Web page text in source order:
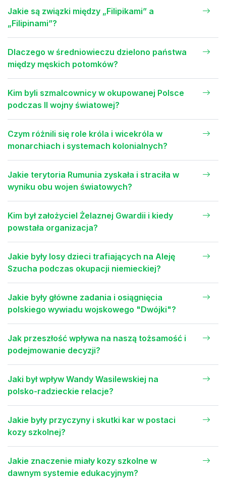
Jakie są związki między „Filipikami” a
„Filipinami”?
Dlaczego w średniowieczu dzielono państwa
między męskich potomków?
Kim byli szmalcownicy w okupowanej Polsce
podczas II wojny światowej?
Czym różnili się role króla i wicekróla w
monarchiach i systemach kolonialnych?
Jakie terytoria Rumunia zyskała i straciła w
wyniku obu wojen światowych?
Kim był założyciel Żelaznej Gwardii i kiedy
powstała organizacja?
Jakie były losy dzieci trafiających na Aleję
Szucha podczas okupacji niemieckiej?
Jakie były główne zadania i osiągnięcia
polskiego wywiadu wojskowego "Dwójki"?
Jak przeszłość wpływa na naszą tożsamość i
podejmowanie decyzji?
Jaki był wpływ Wandy Wasilewskiej na
polsko-radzieckie relacje?
Jakie były przyczyny i skutki kar w postaci
kozy szkolnej?
Jakie znaczenie miały kozy szkolne w
dawnym systemie edukacyjnym?